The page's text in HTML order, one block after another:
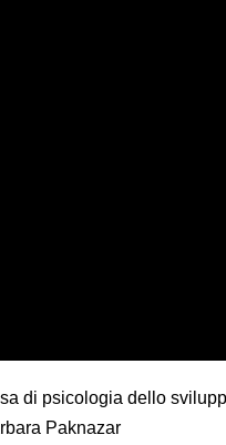
di psicologia dello
Paknazar